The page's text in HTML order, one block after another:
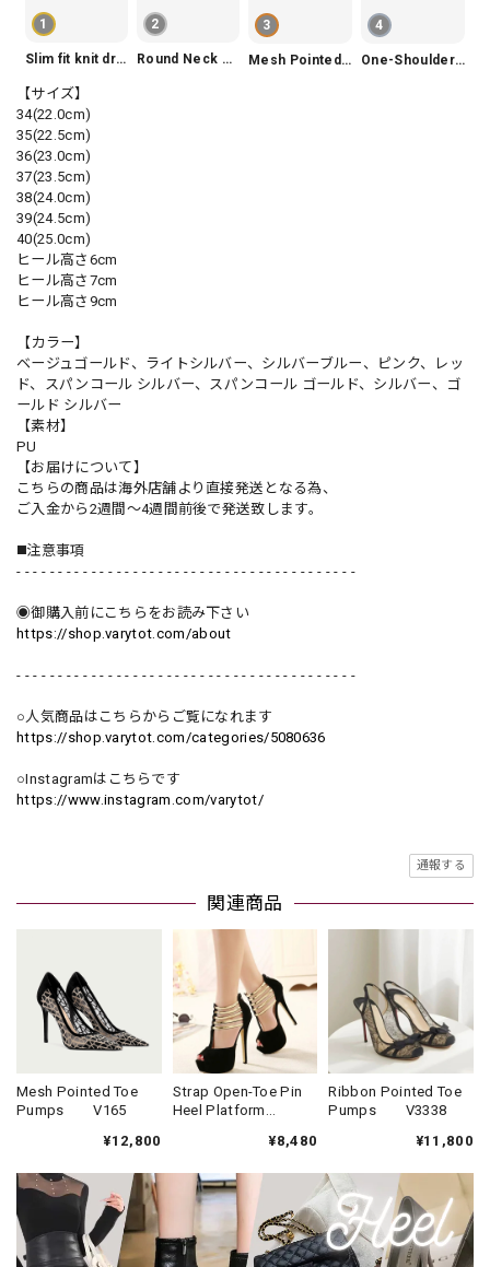
1
Slim fit knit dress(3color) V1330
2
Round Neck Tiered Sleeveless Dress V2290
3
Mesh Pointed Toe Pumps V165
4
One-Shoulder Slim-Fit Flattering Mermaid Skirt Dress V2295
【サイズ】
34(22.0cm)
35(22.5cm)
36(23.0cm)
37(23.5cm)
38(24.0cm)
39(24.5cm)
40(25.0cm)
ヒール高さ6cm
ヒール高さ7cm
ヒール高さ9cm
【カラー】
ベージュゴールド、ライトシルバー、シルバーブルー、ピンク、レッ
ド、スパンコール シルバー、スパンコール ゴールド、シルバー、ゴ
ールド シルバー
【素材】
PU
【お届けについて】
こちらの商品は海外店舗より直接発送となる為、
ご入金から2週間〜4週間前後で発送致します。
◼️注意事項
- - - - - - - - - - - - - - - - - - - - - - - - - - - - - - - - - - - - - - - - -
◉御購入前にこちらをお読み下さい
https://shop.varytot.com/about
- - - - - - - - - - - - - - - - - - - - - - - - - - - - - - - - - - - - - - - - -
○人気商品はこちらからご覧になれます
https://shop.varytot.com/categories/5080636
○Instagramはこちらです
https://www.instagram.com/varytot/
通報する
関連商品
Mesh Pointed Toe
Pumps V165
¥12,800
Strap Open-Toe Pin
Heel Platform
¥8,480
Ribbon Pointed Toe
Pumps V3338
¥11,800